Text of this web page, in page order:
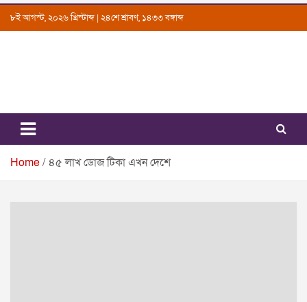
Skip৮ই আগস্ট, ২০২৬ খ্রিস্টাব্দ | ২৪শে শ্রাবণ, ১৪৩৩ বঙ্গাব্দ
Uttarkantho
News Portal
Home ৪৫ লাখ ডোজ টিকা এখন দেশে